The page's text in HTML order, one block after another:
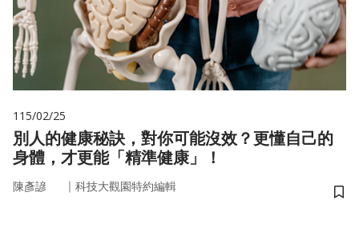
115/02/25
別人的健康秘訣，對你可能沒效？更懂自己的
身體，才更能「精準健康」！
陳彥諺 ｜ 科技大觀園特約編輯
儲